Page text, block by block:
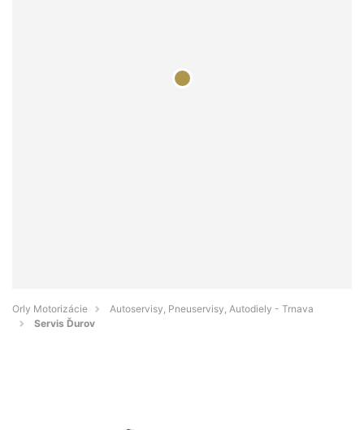
Orly Motorizácie
Autoservisy, Pneuservisy, Autodiely - Trnava
Servis Ďurov